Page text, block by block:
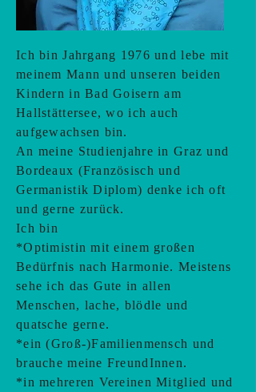
​Ich bin Jahrgang 1976 und lebe mit
meinem Mann und unseren beiden
Kindern in Bad Goisern am
Hallstättersee, wo ich auch
aufgewachsen bin.
An meine Studienjahre in Graz und
Bordeaux (Französisch und
Germanistik Diplom) denke ich oft
und gerne zurück.
Ich bin
*Optimistin mit einem großen
Bedürfnis nach Harmonie. Meistens
sehe ich das Gute in allen
Menschen, lache, blödle und
quatsche gerne.
*ein (Groß-)Familienmensch und
brauche meine FreundInnen.
*in mehreren Vereinen Mitglied und